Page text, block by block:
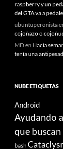
raspberry y un
del GTA va a
ubuntuperonista
cojoñazo o
MDen Hacía
tenía una
NUBE ETIQUETAS
Android
Ayudando
que buscan
bash